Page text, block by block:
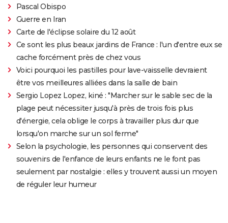
Pascal Obispo
Guerre en Iran
Carte de l'éclipse solaire du 12 août
Ce sont les plus beaux jardins de France : l'un d'entre eux se
cache forcément près de chez vous
Voici pourquoi les pastilles pour lave-vaisselle devraient
être vos meilleures alliées dans la salle de bain
Sergio Lopez Lopez, kiné : "Marcher sur le sable sec de la
plage peut nécessiter jusqu'à près de trois fois plus
d'énergie, cela oblige le corps à travailler plus dur que
lorsqu'on marche sur un sol ferme"
Selon la psychologie, les personnes qui conservent des
souvenirs de l'enfance de leurs enfants ne le font pas
seulement par nostalgie : elles y trouvent aussi un moyen
de réguler leur humeur